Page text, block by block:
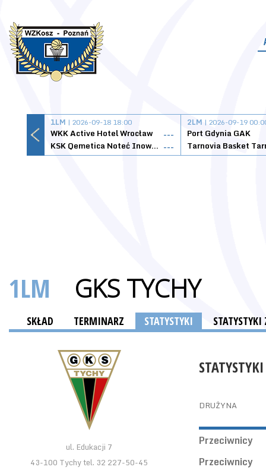
1LM | 2026-09-18 18:00
WKK Active Hotel Wrocław
---
KSK Qemetica Noteć Inowrocław ---
2LM | 2026-09-19
Port Gdynia GAK
1LM GKS TYCHY
SKŁAD TERMINARZ STATYSTYKI
ul. Edukacji 7
43-100 Tychy tel. 32 227-50-45
DRUŻYNA
Przeciwnicy
Przeciwnicy